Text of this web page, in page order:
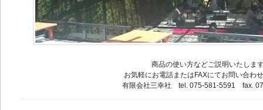
商品の使い方などご説明いたしま
お気軽にお電話またはFAXにてお問い合わ
有限会社三幸社 tel. 075-581-5591 fax.